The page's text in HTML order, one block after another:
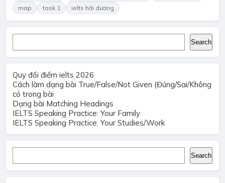
map
task 1 ielts hải dương
Search
Quy đổi điểm ielts 2026
Cách làm dạng bài True/False/Not Given (Đúng/Sai/Không
có trong bài
Dạng bài Matching Headings
IELTS Speaking Practice: Your Family
IELTS Speaking Practice: Your Studies/Work
Search